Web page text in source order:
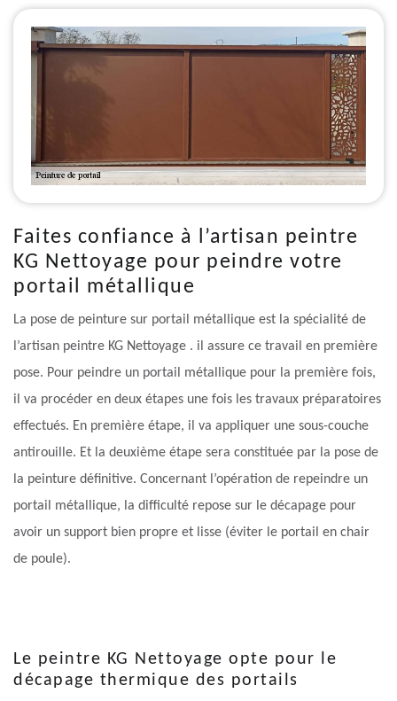
Faites confiance à l’artisan peintre
KG Nettoyage pour peindre votre
portail métallique
La pose de peinture sur portail métallique est la spécialité de
l’artisan peintre KG Nettoyage . il assure ce travail en première
pose. Pour peindre un portail métallique pour la première fois,
il va procéder en deux étapes une fois les travaux préparatoires
effectués. En première étape, il va appliquer une sous-couche
antirouille. Et la deuxième étape sera constituée par la pose de
la peinture définitive. Concernant l’opération de repeindre un
portail métallique, la difficulté repose sur le décapage pour
avoir un support bien propre et lisse (éviter le portail en chair
de poule).
Le peintre KG Nettoyage opte pour le
décapage thermique des portails